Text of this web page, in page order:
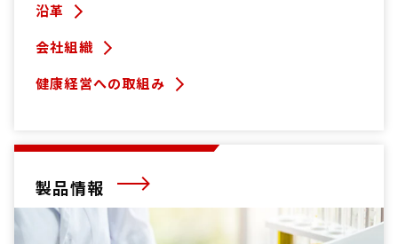
沿革
会社組織
健康経営への取組み
製品情報